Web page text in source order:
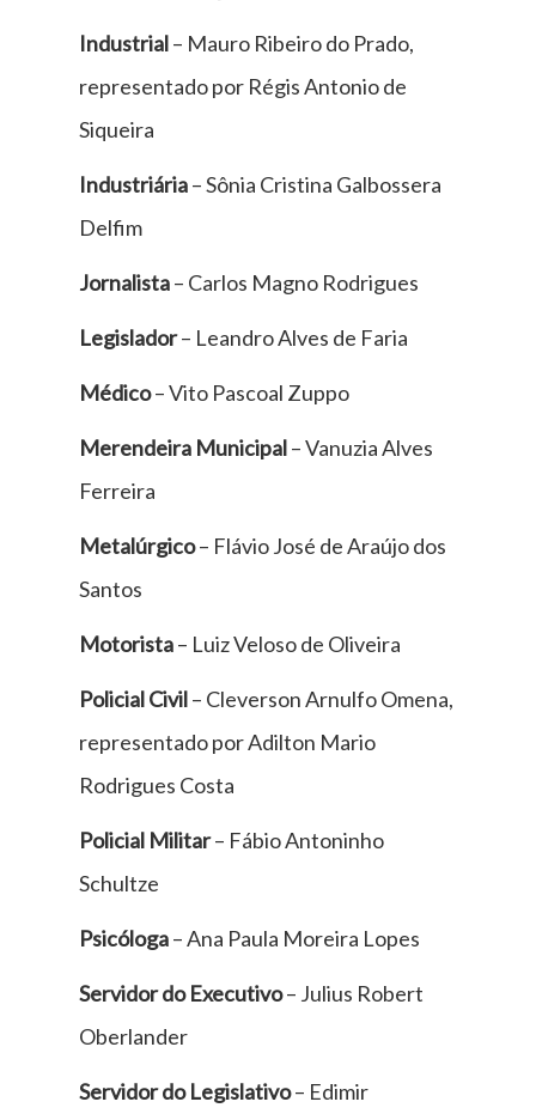
Industrial– Mauro Ribeiro do Prado,
representado por Régis Antonio de
Siqueira
Industriária– Sônia Cristina Galbossera
Delfim
Jornalista– Carlos Magno Rodrigues
Legislador– Leandro Alves de Faria
Médico– Vito Pascoal Zuppo
Merendeira Municipal– Vanuzia Alves
Ferreira
Metalúrgico– Flávio José de Araújo dos
Santos
Motorista– Luiz Veloso de Oliveira
Policial Civil– Cleverson Arnulfo Omena,
representado por Adilton Mario
Rodrigues Costa
Policial Militar– Fábio Antoninho
Schultze
Psicóloga– Ana Paula Moreira Lopes
Servidor do Executivo– Julius Robert
Oberlander
Servidor do Legislativo– Edimir